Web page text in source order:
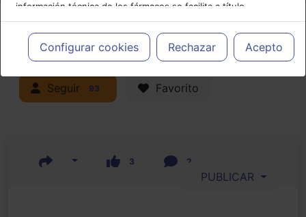
información técnica de los fármacos se facilita a título
meramente informativo, siendo responsabilidad de los
profesionales facultados prescribir medicamentos y decidir, en
cada caso concreto, el tratamiento más adecuado a las
necesidades del paciente.
Configurar cookies Rechazar Acepto
Actualidad y Artículos|Trastornos
neurocognitivos (demencias)
Seguir 93 Favorito
3 2
PUBLICAR